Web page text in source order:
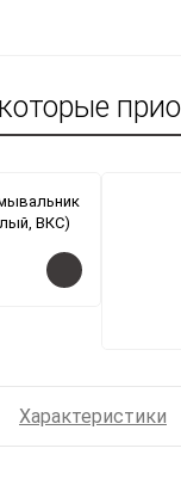
ВКС)
Характеристики